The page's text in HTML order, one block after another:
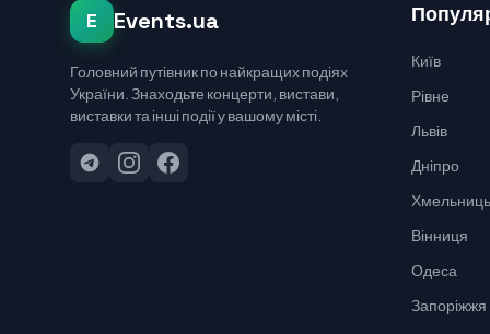
E Events.ua
Головний путівник по найкращих подіях
України. Знаходьте концерти, вистави,
виставки та інші події у вашому місті.
Київ
Рівне
Львів
Дніпро
Вінниця
Одеса
Запоріжжя